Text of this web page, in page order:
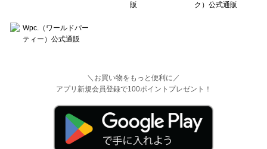
＼お買い物をもっと便利に／
アプリ新規会員登録で100ポイントプレゼント！